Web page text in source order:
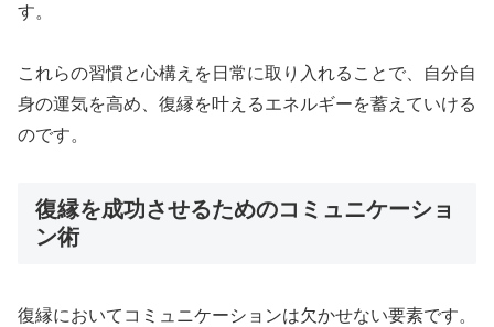
す。
これらの習慣と心構えを日常に取り入れることで、自分自
身の運気を高め、復縁を叶えるエネルギーを蓄えていける
のです。
復縁を成功させるためのコミュニケーショ
ン術
復縁においてコミュニケーションは欠かせない要素です。